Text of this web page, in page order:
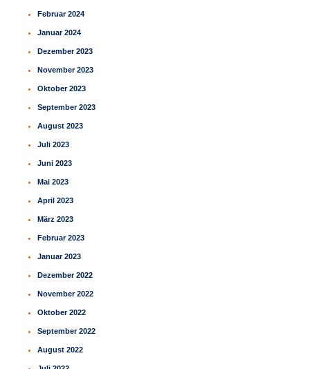
Februar 2024
Januar 2024
Dezember 2023
November 2023
Oktober 2023
September 2023
August 2023
Juli 2023
Juni 2023
Mai 2023
April 2023
März 2023
Februar 2023
Januar 2023
Dezember 2022
November 2022
Oktober 2022
September 2022
August 2022